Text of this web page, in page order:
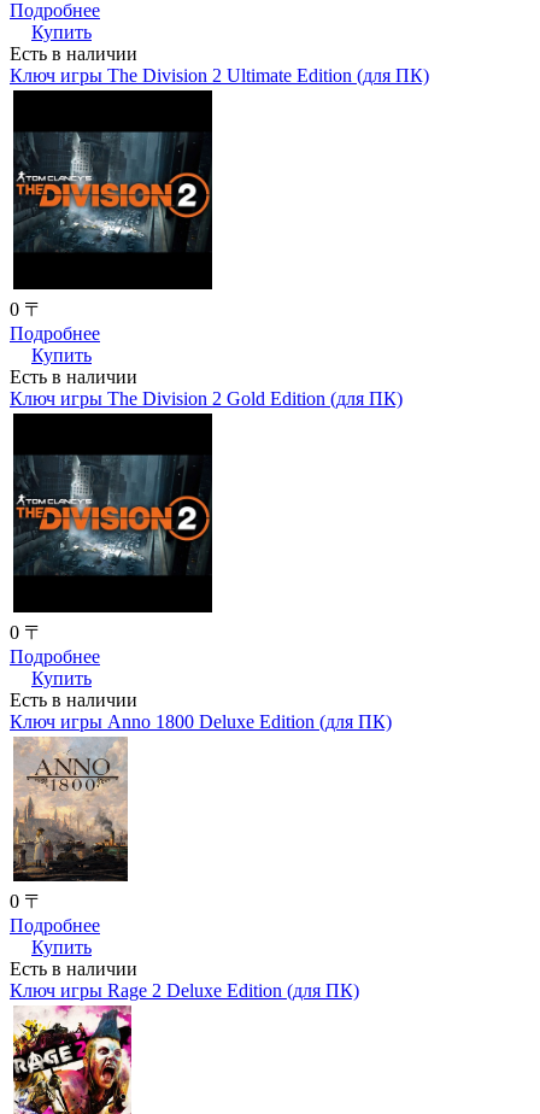
Подробнее
Купить
Есть в наличии
Ключ игры The Division 2 Ultimate Edition (для ПК)
0 〒
Подробнее
Купить
Есть в наличии
Ключ игры The Division 2 Gold Edition (для ПК)
0 〒
Подробнее
Купить
Есть в наличии
Ключ игры Anno 1800 Deluxe Edition (для ПК)
0 〒
Подробнее
Купить
Есть в наличии
Ключ игры Rage 2 Deluxe Edition (для ПК)